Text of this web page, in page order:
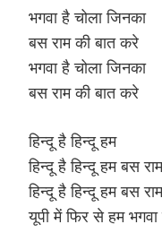
भगवा है चोला जिनका
बस राम की बात करे
भगवा है चोला जिनका
बस राम की बात करे
हिन्दू है हिन्दू हम
हिन्दू है हिन्दू हम बस
हिन्दू है हिन्दू हम बस
यूपी में फिर से हम भगवा